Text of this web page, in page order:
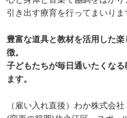
引き出す療育を行ってまいりま
豊富な道具と教材を活用した
徴。
子どもたちが毎日通いたくな
ます。
（雇い入れ直後）わか株式